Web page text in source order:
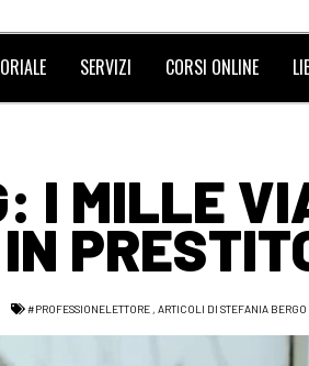
SERVIZI CORSI ONLINE
I MILLE
#PROFESSIONELETTORE, ARTICOLI DI STEFANIA BERGO